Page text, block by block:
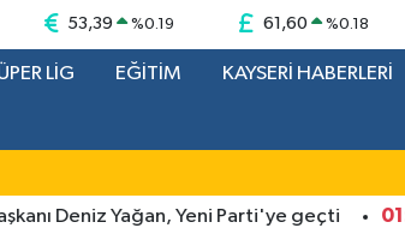
53,39 %0.19 61,60 %0.18
LİG EĞİTİM KAYSERİ HABERLERİ
Deniz Yağan, Yeni Parti'ye geçti 01:27